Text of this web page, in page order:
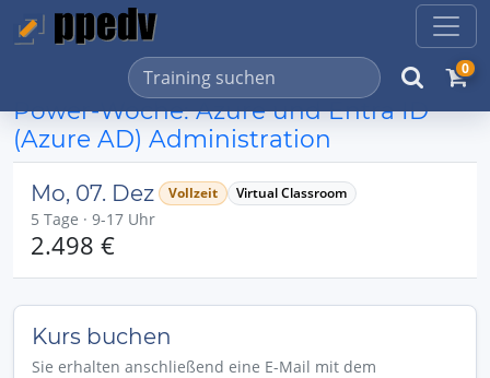
0
Power-Woche: Azure und Entra ID
(Azure AD) Administration
Mo, 07. Dez Vollzeit Virtual Classroom
5 Tage · 9-17 Uhr
2.498 €
Kurs buchen
Sie erhalten anschließend eine E-Mail mit dem